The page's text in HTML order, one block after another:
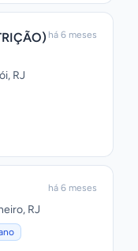
RJ
há 6 meses
RJ
há 6 meses